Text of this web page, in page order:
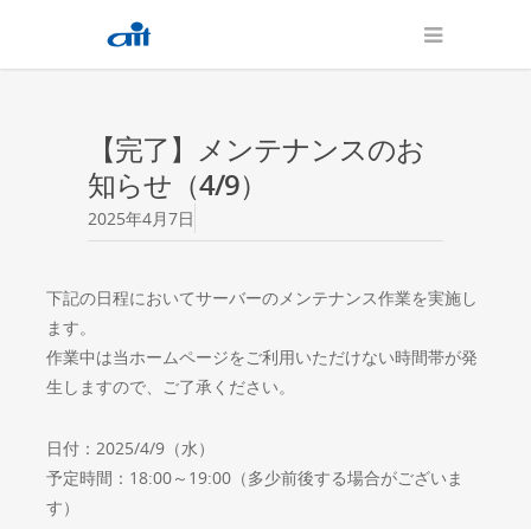
【完了】メンテナンスのお
知らせ（4/9）
2025年4月7日
下記の日程においてサーバーのメンテナンス作業を実施し
ます。
作業中は当ホームページをご利用いただけない時間帯が発
生しますので、ご了承ください。
日付：2025/4/9（水）
予定時間：18:00～19:00（多少前後する場合がございま
す）